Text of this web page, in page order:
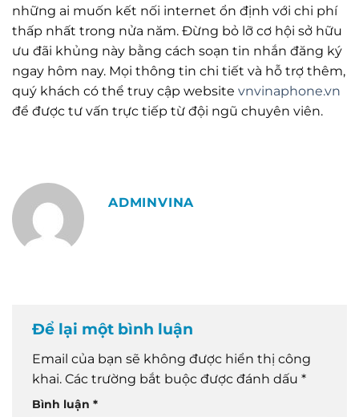
những ai muốn kết nối internet ổn định với chi phí
thấp nhất trong nửa năm. Đừng bỏ lỡ cơ hội sở hữu
ưu đãi khủng này bằng cách soạn tin nhắn đăng ký
ngay hôm nay. Mọi thông tin chi tiết và hỗ trợ thêm,
quý khách có thể truy cập website vnvinaphone.vn
để được tư vấn trực tiếp từ đội ngũ chuyên viên.
ADMINVINA
Để lại một bình luận
Email của bạn sẽ không được hiển thị công
khai. Các trường bắt buộc được đánh dấu *
Bình luận *